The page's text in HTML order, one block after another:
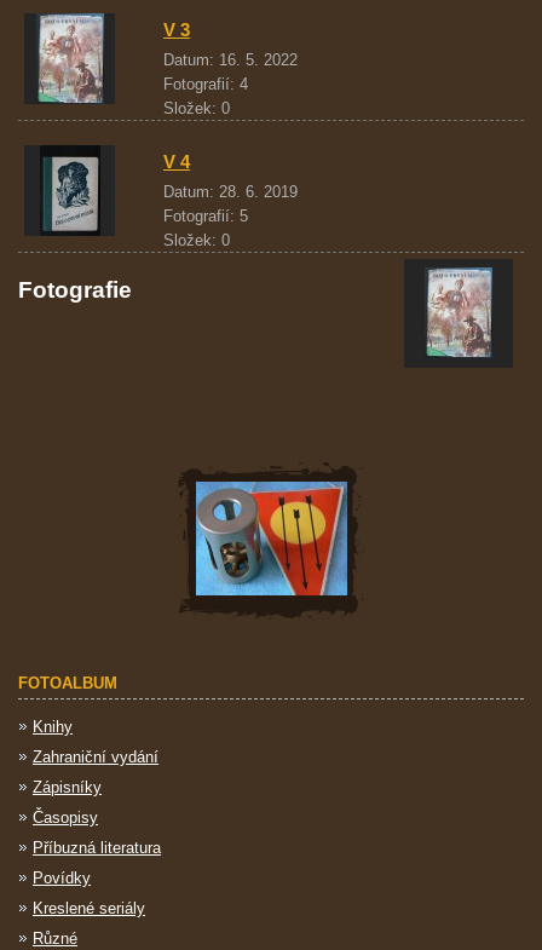
V 3
Datum: 16. 5. 2022
Fotografií: 4
Složek: 0
V 4
Datum: 28. 6. 2019
Fotografií: 5
Složek: 0
Fotografie
FOTOALBUM
Knihy
Zahraniční vydání
Zápisníky
Časopisy
Příbuzná literatura
Povídky
Kreslené seriály
Různé